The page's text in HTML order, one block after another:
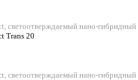
светоотверждаемый нано-гибридный
Trans 20
светоотверждаемый нано-гибридный